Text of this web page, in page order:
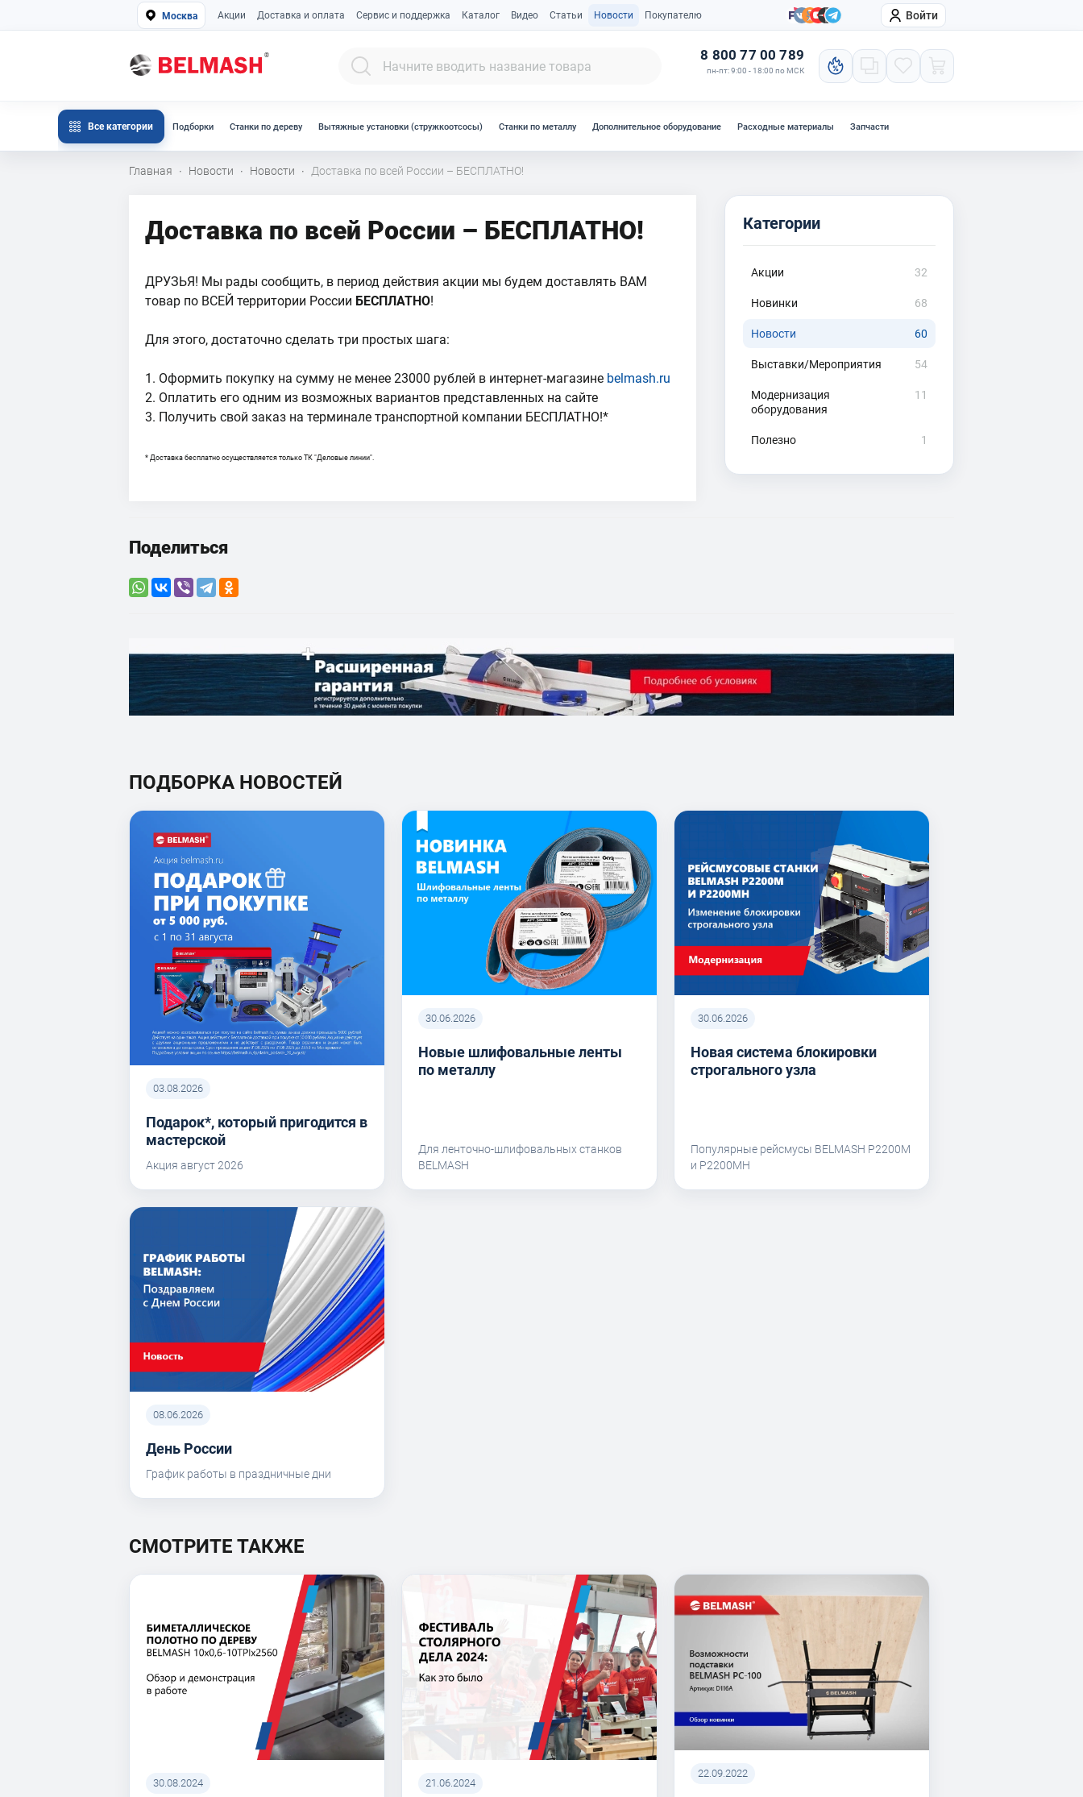
Москва Акции Доставка и оплата Сервис и поддержка Каталог Видео Статьи Новости Покупателю Компания Войти
8 800 77 00 789
пн-пт: 9:00 - 18:00 по МСК
Все категории Подборки Станки по дереву Вытяжные установки (стружкоотсосы) Станки по металлу Дополнительное оборудование Расходные материалы Запчасти
Главная · Новости · Новости · Доставка по всей России – БЕСПЛАТНО!
Доставка по всей России – БЕСПЛАТНО!
ДРУЗЬЯ! Мы рады сообщить, в период действия акции мы будем доставлять ВАМ
товар по ВСЕЙ территории России БЕСПЛАТНО!
Для этого, достаточно сделать три простых шага:
1. Оформить покупку на сумму не менее 23000 рублей в интернет-магазине belmash.ru
2. Оплатить его одним из возможных вариантов представленных на сайте
3. Получить свой заказ на терминале транспортной компании БЕСПЛАТНО!*
* Доставка бесплатно осуществляется только ТК "Деловые линии".
Категории
Акции 32
Новинки 68
Новости 60
Выставки/Мероприятия 54
Модернизация
оборудования
11
Полезно 1
Поделиться
ПОДБОРКА НОВОСТЕЙ
03.08.2026
Подарок*, который пригодится в
мастерской
Акция август 2026
30.06.2026
Новые шлифовальные ленты
по металлу
Для ленточно-шлифовальных станков
BELMASH
30.06.2026
Новая система блокировки
строгального узла
Популярные рейсмусы BELMASH P2200M
и P2200MH
08.06.2026
День России
График работы в праздничные дни
СМОТРИТЕ ТАКЖЕ
30.08.2024 21.06.2024
22.09.2022